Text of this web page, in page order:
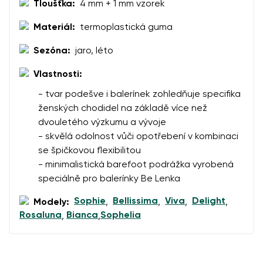
Tloušťka: 4 mm + 1 mm vzorek
Materiál: termoplastická guma
Sezóna: jaro, léto
Vlastnosti:
- tvar podešve i balerínek zohledňuje specifika
ženských chodidel na základě více než
dvouletého výzkumu a vývoje
- skvělá odolnost vůči opotřebení v kombinaci
se špičkovou flexibilitou
- minimalistická barefoot podrážka vyrobená
speciálně pro balerínky Be Lenka
Modely: Sophie, Bellissima, Viva, Delight,
Rosaluna, Bianca,Sophelia